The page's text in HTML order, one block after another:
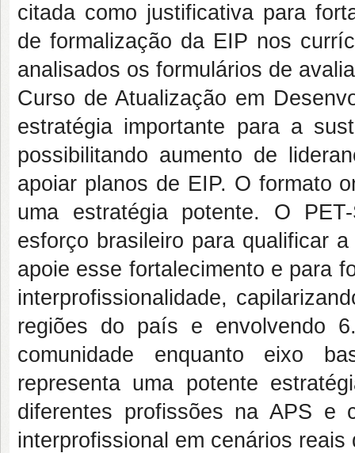
citada como justificativa para
de formalização da EIP nos
analisados os formulários de
Curso de Atualização em
estratégia importante para a
possibilitando aumento de
apoiar planos de EIP. O formato
uma estratégia potente. O
esforço brasileiro para qualificar
apoie esse fortalecimento e para
interprofissionalidade,
regiões do país e envolvendo
comunidade enquanto eixo
representa uma potente
diferentes profissões na APS e
interprofissional em cenários